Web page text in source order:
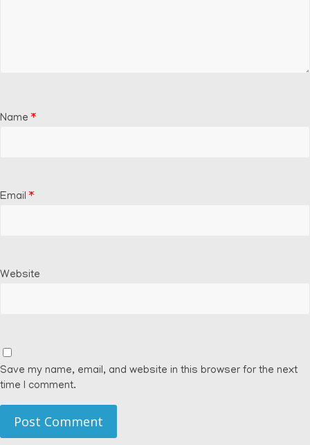
Name *
Email *
Website
Save my name, email, and website in this browser for the next
time I comment.